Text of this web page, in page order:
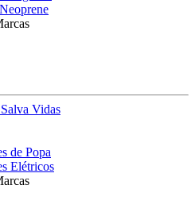
Vidas
de Popa
Elétricos